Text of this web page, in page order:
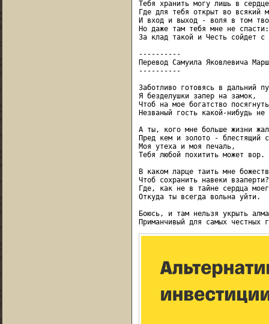
Тебя хранить могу лишь в
Где для тебя открыт во всякий
И вход и выход - воля в том
Но даже там тебя мне не спасти:
За клад такой и Честь сойдет с
----------
Перевод Самуила Яковлевича
----------
Заботливо готовясь в дальний
Я безделушки запер на замок,
Чтоб на мое богатство посягнуть
Незваный гость какой-нибудь не
А ты, кого мне больше жизни
Пред кем и золото - блестящий
Моя утеха и моя печаль,
Тебя любой похитить может вор.
В каком ларце таить мне
Чтоб сохранить навеки взаперти?
Где, как не в тайне сердца
Откуда ты всегда вольна уйти.
Боюсь, и там нельзя укрыть